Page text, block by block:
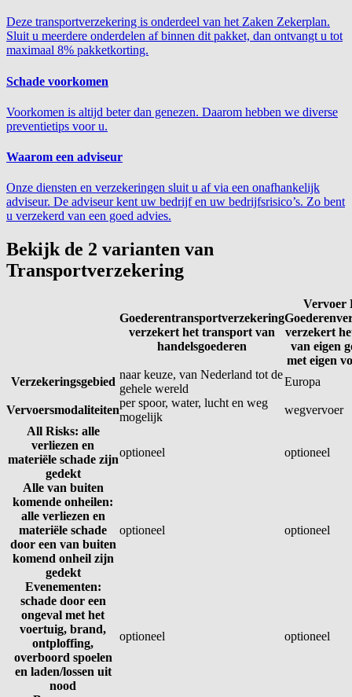
Deze transportverzekering is onderdeel van het Zaken Zekerplan.
Sluit u meerdere onderdelen af binnen dit pakket, dan ontvangt u tot
maximaal 8% pakketkorting.
Schade voorkomen
Voorkomen is altijd beter dan genezen. Daarom hebben we diverse
preventietips voor u.
Waarom een adviseur
Onze diensten en verzekeringen sluit u af via een onafhankelijk
adviseur. De adviseur kent uw bedrijf en uw bedrijfsrisico’s. Zo bent
u verzekerd van een goed advies.
Bekijk de 2 varianten van
Transportverzekering
Goederentransportverzekering
verzekert het transport van
handelsgoederen
Vervoer
verzekert
van eigen
met eigen
Verzekeringsgebied
naar keuze, van Nederland tot de
gehele wereld
Europa
Vervoersmodaliteiten
per spoor, water, lucht en weg
mogelijk
wegvervoer
All Risks: alle
verliezen en
materiële schade zijn
gedekt
optioneel optioneel
Alle van buiten
komende onheilen:
alle verliezen en
materiële schade
door een van buiten
komend onheil zijn
gedekt
optioneel optioneel
Evenementen:
schade door een
ongeval met het
voertuig, brand,
ontploffing,
overboord spoelen
en laden/lossen uit
nood
optioneel optioneel